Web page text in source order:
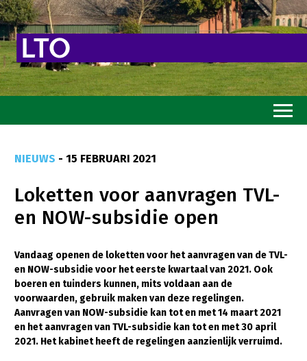
Goed eten
Mooi groen
Sterk ondernemerschap
Transitiepaden
Thema’s
Gezonde planten
NIEUWS - 15 FEBRUARI 2021
Loketten voor aanvragen TVL-
en NOW-subsidie open
Vandaag openen de loketten voor het aanvragen van de TVL-
en NOW-subsidie voor het eerste kwartaal van 2021. Ook
boeren en tuinders kunnen, mits voldaan aan de
voorwaarden, gebruik maken van deze regelingen.
Aanvragen van NOW-subsidie kan tot en met 14 maart 2021
en het aanvragen van TVL-subsidie kan tot en met 30 april
2021. Het kabinet heeft de regelingen aanzienlijk verruimd.